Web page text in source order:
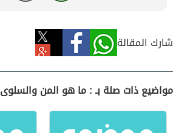
شارك المقالة
مواضيع ذات صلة بـ : ما هو المن والسلوى